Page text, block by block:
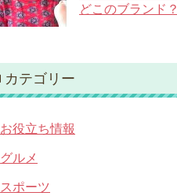
どこのブランド？
カテゴリー
お役立ち情報
グルメ
スポーツ